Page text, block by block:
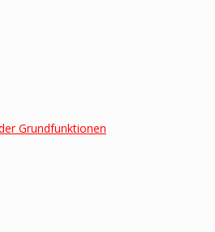
Grundfunktionen